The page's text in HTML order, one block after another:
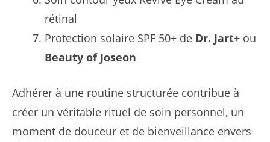
rétinal
Protection solaire SPF 50+ de Dr. Jart+ ou
Beauty of Joseon
Adhérer à une routine structurée contribue à
créer un véritable rituel de soin personnel, un
moment de douceur et de bienveillance envers